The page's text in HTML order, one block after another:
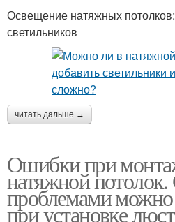
Освещение натяжных
светильников
читать дальше →
Ошибки при
натяжной
проблемами можно
при установке